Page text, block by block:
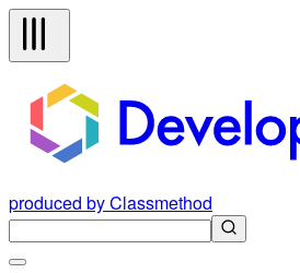
produced by Classmethod